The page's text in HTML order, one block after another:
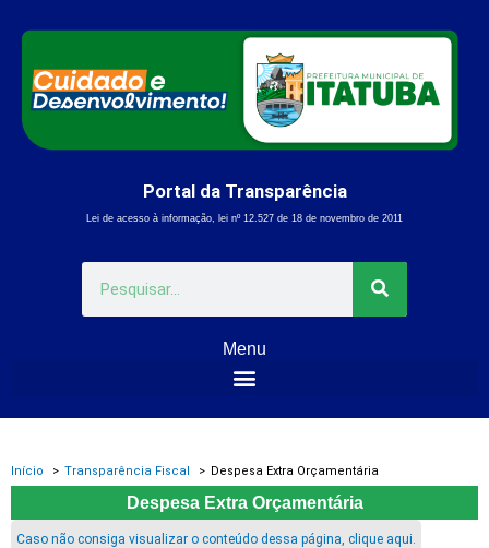
para
conteúdo
Portal da Transparência
Lei de acesso à informação, lei nº 12.527 de 18 de novembro de 2011
Menu
Início Transparência Fiscal Despesa Extra Orçamentária
Despesa Extra Orçamentária
Caso não consiga visualizar o conteúdo dessa página, clique aqui.